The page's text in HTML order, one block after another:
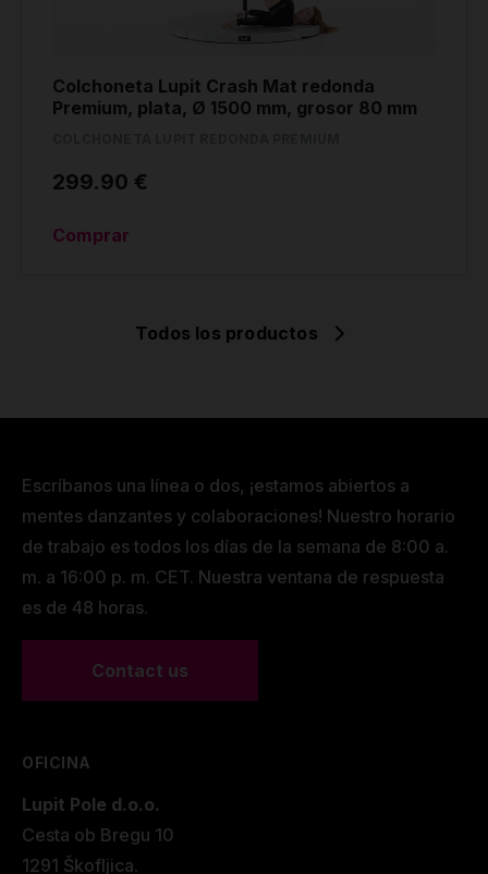
Colchoneta Lupit Crash Mat redonda
Premium, plata, Ø 1500 mm, grosor 80 mm
299.90 €
Comprar
Todos los productos
Escríbanos una línea o dos, ¡estamos abiertos a
mentes danzantes y colaboraciones! Nuestro horario
de trabajo es todos los días de la semana de 8:00 a.
m. a 16:00 p. m. CET. Nuestra ventana de respuesta
es de 48 horas.
Contact us
OFICINA
Lupit Pole d.o.o.
Cesta ob Bregu 10
1291 Škofljica.